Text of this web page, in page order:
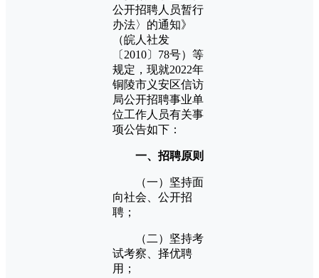
公开招聘人员暂行
办法〉的通知》
（皖人社发
〔2010〕78号）等
规定，现就2022年
铜陵市义安区信访
局公开招聘事业单
位工作人员有关事
项公告如下：
一、招聘原则
（一）坚持面
向社会、公开招
聘；
（二）坚持考
试考察、择优聘
用；